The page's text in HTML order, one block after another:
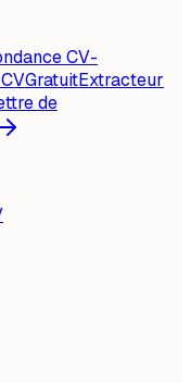
CV-
GratuitExtracteur
de